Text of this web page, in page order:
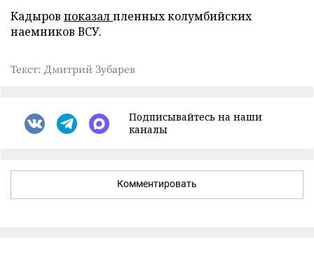
Кадыров показалпленных колумбийских
наемников ВСУ.
Текст: Дмитрий Зубарев
Подписывайтесь на наши
каналы
Комментировать